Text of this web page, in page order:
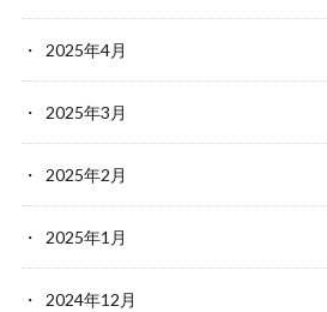
2025年4月
2025年3月
2025年2月
2025年1月
2024年12月